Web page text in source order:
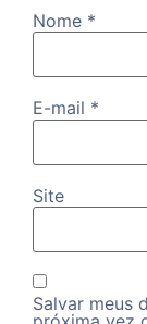
Nome *
E-mail *
Site
Salvar meus
próxima vez